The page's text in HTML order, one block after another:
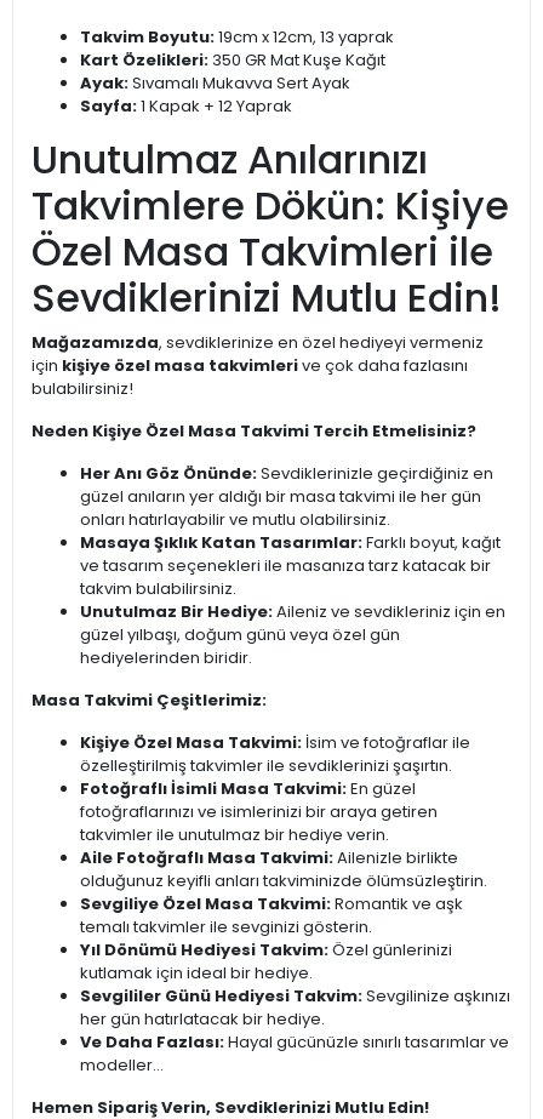
Takvim Boyutu:19cm x 12cm, 13 yaprak
Kart Özelikleri:350 GR Mat Kuşe Kağıt
Ayak:Sıvamalı Mukavva Sert Ayak
Sayfa:1 Kapak + 12 Yaprak
Unutulmaz Anılarınızı
Takvimlere Dökün: Kişiye
Özel Masa Takvimleri ile
Sevdiklerinizi Mutlu Edin!
Mağazamızda, sevdiklerinize en özel hediyeyi vermeniz
için kişiye özel masa takvimlerive çok daha fazlasını
bulabilirsiniz!
Neden Kişiye Özel Masa Takvimi Tercih Etmelisiniz?
Her Anı Göz Önünde:Sevdiklerinizle geçirdiğiniz en
güzel anıların yer aldığı bir masa takvimi ile her gün
onları hatırlayabilir ve mutlu olabilirsiniz.
Masaya Şıklık Katan Tasarımlar:Farklı boyut, kağıt
ve tasarım seçenekleri ile masanıza tarz katacak bir
takvim bulabilirsiniz.
Unutulmaz Bir Hediye:Aileniz ve sevdikleriniz için en
güzel yılbaşı, doğum günü veya özel gün
hediyelerinden biridir.
Masa Takvimi Çeşitlerimiz:
Kişiye Özel Masa Takvimi: İsim ve fotoğraflar ile
özelleştirilmiş takvimler ile sevdiklerinizi şaşırtın.
Fotoğraflı İsimli Masa Takvimi:En güzel
fotoğraflarınızı ve isimlerinizi bir araya getiren
takvimler ile unutulmaz bir hediye verin.
Aile Fotoğraflı Masa Takvimi:Ailenizle birlikte
olduğunuz keyifli anları takviminizde ölümsüzleştirin.
Sevgiliye Özel Masa Takvimi:Romantik ve aşk
temalı takvimler ile sevginizi gösterin.
Yıl Dönümü Hediyesi Takvim:Özel günlerinizi
kutlamak için ideal bir hediye.
Sevgililer Günü Hediyesi Takvim:Sevgilinize aşkınızı
her gün hatırlatacak bir hediye.
Ve Daha Fazlası:Hayal gücünüzle sınırlı tasarımlar ve
modeller...
Hemen Sipariş Verin, Sevdiklerinizi Mutlu Edin!